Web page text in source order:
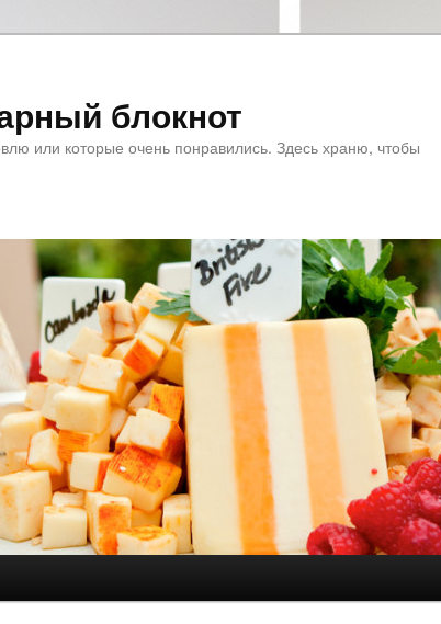
блокнот
или которые очень понравились. Здесь храню, чтобы
содержимомусодержимому